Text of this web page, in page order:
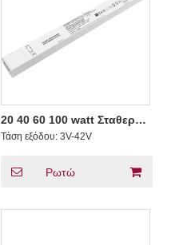
20 40 60 100 watt Σταθερό
ρεύμα DMX 512 LED Driver
Linear Plastic Online
Τάση εξόδου: 3V-42V
Ρωτώ